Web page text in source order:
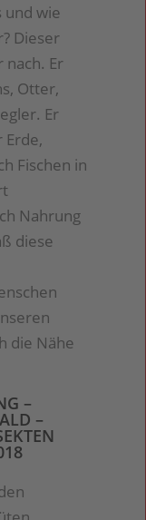
und wie
Dieser
nach. Er
Otter,
Er
Fischen in
Nahrung
diese
die Nähe
–
–